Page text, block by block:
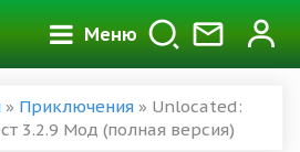
Меню
» Приключения » Unlocated:
3.2.9 Мод (полная версия)